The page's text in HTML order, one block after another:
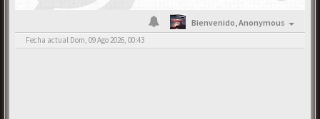
Bienvenido,Anonymous
Fecha actual Dom, 09 Ago 2026, 00:43